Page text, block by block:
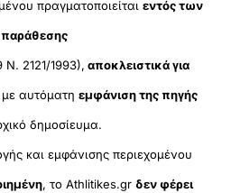
πραγματοποιείταιεντός των
παράθεσης
Ν. 2121/1993), αποκλειστικά για
με αυτόματηεμφάνιση της πηγής
δημοσίευμα.
και εμφάνισης περιεχομένου
, το Athlitikes.gr δεν φέρει